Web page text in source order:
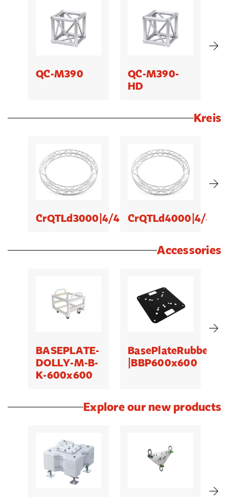
QC-M390
QC-M390-
HD
Kreis
CrQTLd3000|4/4 CrQTLd4000|4/4
Accessories
BASEPLATE-
DOLLY-M-B-
K-600x600
|BBP600x600
Explore our new products